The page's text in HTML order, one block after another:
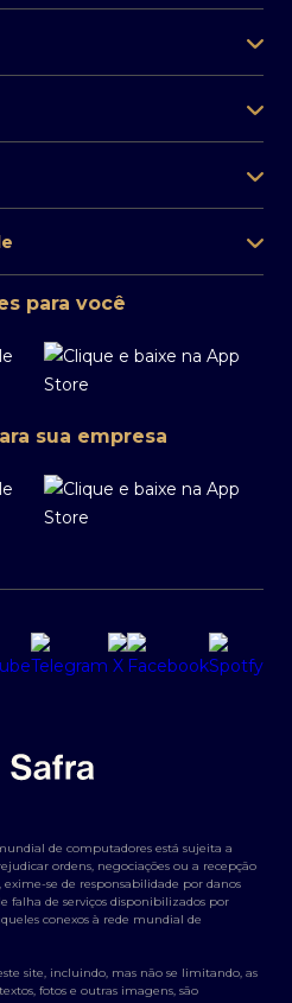
para você
sua empresa
de computadores está sujeita a
ordens, negociações ou a recepção
se de responsabilidade por danos
falha de serviços disponibilizados por
conexos à rede mundial de
site, incluindo, mas não se limitando, as
fotos e outras imagens, são